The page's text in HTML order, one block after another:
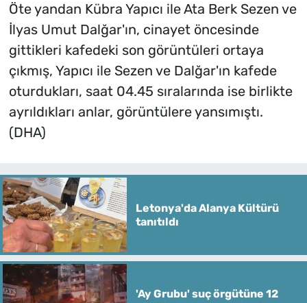
Öte yandan Kübra Yapıcı ile Ata Berk Sezen ve
İlyas Umut Dalğar'ın, cinayet öncesinde
gittikleri kafedeki son görüntüleri ortaya
çıkmış, Yapıcı ile Sezen ve Dalğar'ın kafede
oturdukları, saat 04.45 sıralarında ise birlikte
ayrıldıkları anlar, görüntülere yansımıştı.
(DHA)
Letonya'da Alanya Kültürü
tanıtıldı
'Ay Grubu' suç örgütüne 12